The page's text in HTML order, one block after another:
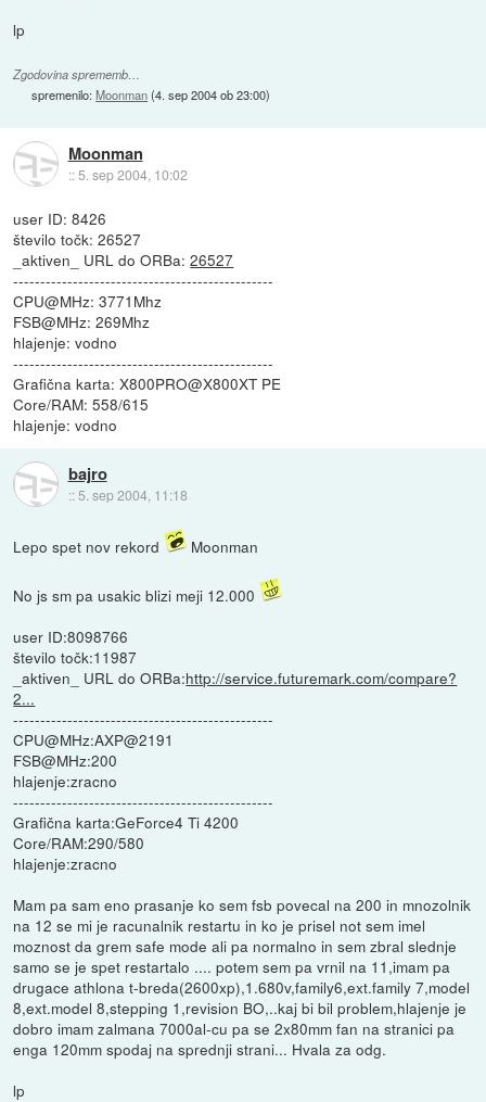
lp
Zgodovina sprememb…
spremenilo:Moonman(4. sep 2004 ob 23:00)
Moonman
::5. sep 2004, 10:02
user ID: 8426
število točk: 26527
_aktiven_ URL do ORBa:26527
------------------------------------------------
CPU@MHz: 3771Mhz
FSB@MHz: 269Mhz
hlajenje: vodno
------------------------------------------------
Grafična karta: X800PRO@X800XT PE
Core/RAM: 558/615
hlajenje: vodno
bajro
:: 5. sep 2004, 11:18
Lepo spet nov rekord Moonman
No js sm pa usakic blizi meji 12.000
user ID:8098766
število točk:11987
_aktiven_ URL do ORBa:http://service.futuremark.com/compare?
2...
------------------------------------------------
CPU@MHz:AXP@2191
FSB@MHz:200
hlajenje:zracno
------------------------------------------------
Grafična karta:GeForce4 Ti 4200
Core/RAM:290/580
hlajenje:zracno
Mam pa sam eno prasanje ko sem fsb povecal na 200 in mnozolnik
na 12 se mi je racunalnik restartu in ko je prisel not sem imel
moznost da grem safe mode ali pa normalno in sem zbral slednje
samo se je spet restartalo .... potem sem pa vrnil na 11,imam pa
drugace athlona t-breda(2600xp),1.680v,family6,ext.family 7,model
8,ext.model 8,stepping 1,revision BO,..kaj bi bil problem,hlajenje je
dobro imam zalmana 7000al-cu pa se 2x80mm fan na stranici pa
enga 120mm spodaj na sprednji strani... Hvala za odg.
lp